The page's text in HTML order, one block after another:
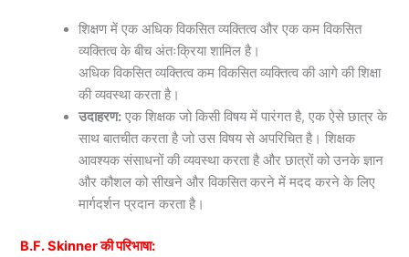
शिक्षण में एक अधिक विकसित व्यक्तित्व और एक कम विकसित
व्यक्तित्व के बीच अंतःक्रिया शामिल है।
अधिक विकसित व्यक्तित्व कम विकसित व्यक्तित्व की आगे की शिक्षा
की व्यवस्था करता है।
उदाहरण: एक शिक्षक जो किसी विषय में पारंगत है, एक ऐसे छात्र के
साथ बातचीत करता है जो उस विषय से अपरिचित है। शिक्षक
आवश्यक संसाधनों की व्यवस्था करता है और छात्रों को उनके ज्ञान
और कौशल को सीखने और विकसित करने में मदद करने के लिए
मार्गदर्शन प्रदान करता है।
B.F. Skinner की परिभाषा: